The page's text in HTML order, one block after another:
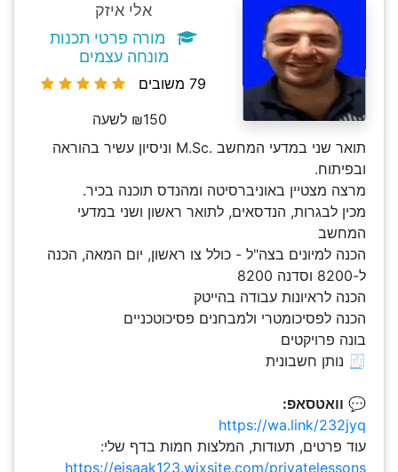
אלי איזק
מורה פרטי תכנות
מונחה עצמים
79 משובים
₪150 לשעה
תואר שני במדעי המחשב .M.Sc וניסיון עשיר בהוראה
ובפיתוח.
מרצה מצטיין באוניברסיטה ומהנדס תוכנה בכיר.
מכין לבגרות, הנדסאים, לתואר ראשון ושני במדעי
המחשב
הכנה למיונים בצה"ל - כולל צו ראשון, יום המאה, הכנה
ל-8200 וסדנה 8200
הכנה לראיונות עבודה בהייטק
הכנה לפסיכומטרי ולמבחנים פסיכוטכניים
בונה פרויקטים
🧾 נותן חשבונית
💬 וואטסאפ:
https://wa.link/232jyq
עוד פרטים, תעודות, המלצות חמות בדף שלי:
https://eisaak123.wixsite.com/privatelessons